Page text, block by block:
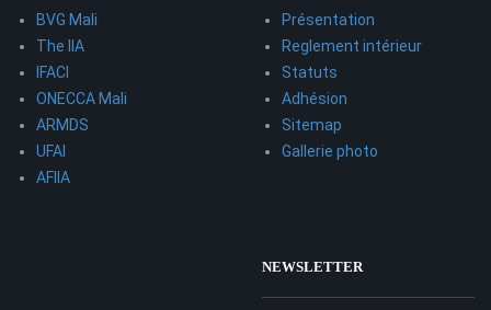
BVG Mali
The IIA
IFACI
ONECCA Mali
ARMDS
UFAI
AFIIA
Présentation
Reglement intérieur
Statuts
Adhésion
Sitemap
Gallerie photo
NEWSLETTER